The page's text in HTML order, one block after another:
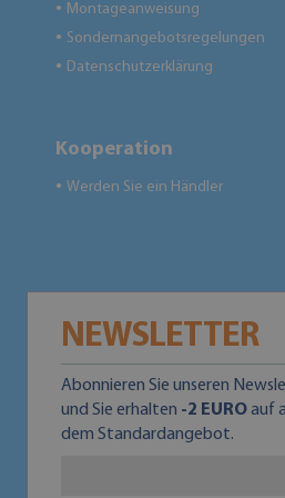
● Montageanweisung
● Sondernangebotsregelungen
● Datenschutzerklärung
Kooperation
● Werden Sie ein Händler
NEWSLETTER
Abonnieren Sie unseren
und Sie erhalten -2 EUROauf
dem Standardangebot.